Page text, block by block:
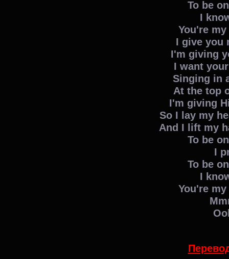
To be
I
You're
I give you
I'm giving
I want
Singing in
At the top
I'm giving
So I lay my
And I lift my
To be
I
To be
I
You're